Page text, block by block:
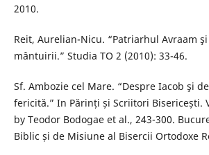
2010.
Reit, Aurelian-Nicu. “Patriarhul Avraam
mântuirii.” Studia TO 2 (2010): 33-46.
Sf. Ambozie cel Mare. “Despre Iacob şi
fericită.” In Părinți și Scriitori Bisericești.
by Teodor Bodogae et al., 243-300.
Biblic și de Misiune al Bisercii Ortodoxe